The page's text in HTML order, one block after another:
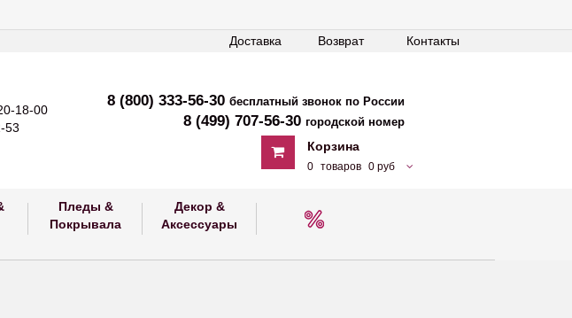
Контакты
Возврат
Доставка
18-00
53
8 (800) 333-56-30 бесплатный звонок по России
8 (499) 707-56-30 городской номер
Корзина
0 товаров 0 руб
Пледы &
Покрывала
Декор &
Аксессуары